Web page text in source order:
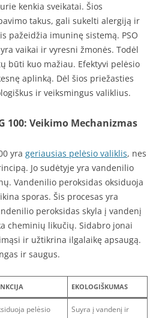
kenkia sveikatai. Šios
takus, gali sukelti alergiją ir
pažeidžia imuninę sistemą. PSO
vaikai ir vyresni žmonės. Todėl
būti kuo mažiau. Efektyvi pelėsio
aplinką. Dėl šios priežasties
ir veiksmingus valiklius.
100: Veikimo Mechanizmas
yra geriausias pelėsio valiklis, nes
Jo sudėtyje yra vandenilio
Vandenilio peroksidas oksiduoja
sporas. Šis procesas yra
peroksidas skyla į vandenį
cheminių likučių. Sidabro jonai
ir užtikrina ilgalaikę apsaugą.
ir saugus.
EKOLOGIŠKUMAS
pelėsio
Suyra į vandenį ir